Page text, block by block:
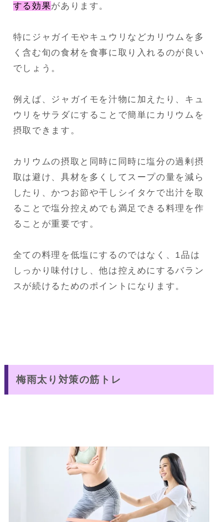
する効果があります。
特にジャガイモやキュウリなどカリウムを多
く含む旬の食材を食事に取り入れるのが良い
でしょう。
例えば、ジャガイモを汁物に加えたり、キュ
ウリをサラダにすることで簡単にカリウムを
摂取できます。
カリウムの摂取と同時に同時に塩分の過剰摂
取は避け、具材を多くしてスープの量を減ら
したり、かつお節や干しシイタケで出汁を取
ることで塩分控えめでも満足できる料理を作
ることが重要です。
全ての料理を低塩にするのではなく、1品は
しっかり味付けし、他は控えめにするバラン
スが続けるためのポイントになります。
梅雨太り対策の筋トレ